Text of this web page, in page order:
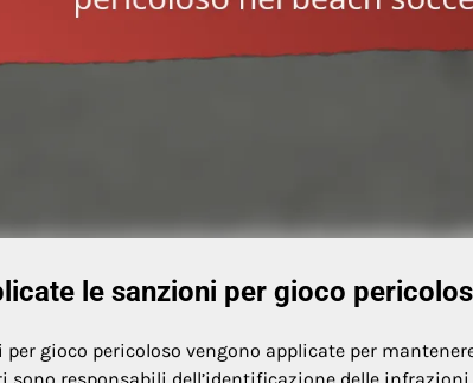
le sanzioni per gioco
per gioco pericoloso vengono applicate per
sono responsabili dell’identificazione delle